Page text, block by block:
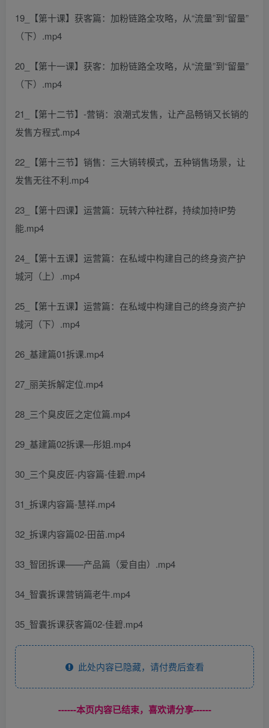
19_【第十课】获客篇：加粉链路全攻略，从“流量”到“留量”
（下）.mp4
20_【第十一课】获客：加粉链路全攻略，从“流量”到“留量”
（下）.mp4
21_【第十二节】-营销：浪潮式发售，让产品畅销又长销的
发售方程式.mp4
22_【第十三节】销售：三大销转模式，五种销售场景，让
发售无往不利.mp4
23_【第十四课】运营篇：玩转六种社群，持续加持IP势
能.mp4
24_【第十五课】运营篇：在私域中构建自己的终身资产护
城河（上）.mp4
25_【第十五课】运营篇：在私域中构建自己的终身资产护
城河（下）.mp4
26_基建篇01拆课.mp4
27_丽芙拆解定位.mp4
28_三个臭皮匠之定位篇.mp4
29_基建篇02拆课—彤姐.mp4
30_三个臭皮匠-内容篇-佳碧.mp4
31_拆课内容篇-慧祥.mp4
32_拆课内容篇02-田苗.mp4
33_智团拆课——产品篇（爱自由）.mp4
34_智囊拆课营销篇老牛.mp4
35_智囊拆课获客篇02-佳碧.mp4
此处内容已隐藏，请付费后查看
------本页内容已结束，喜欢请分享------